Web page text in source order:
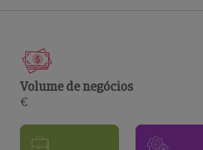
Volume de negócios
€